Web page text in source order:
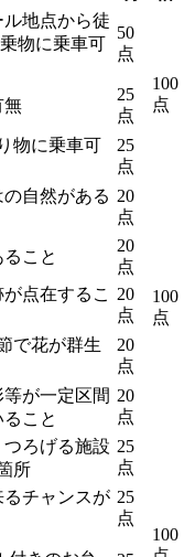
地点から徒
物に乗車可
50
点
100
点
無
25
点
物に乗車可
25
点
自然がある 20
点
100
点
こと
20
点
点在するこ
20
点
で花が群生
20
点
が一定区間
こと
20
点
ろげる施設
所
25
点
100
チャンスが 25
点